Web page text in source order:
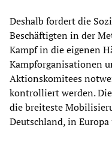
Deshalb fordert die
Beschäftigten in der
Kampf in die eigenen
Kampforganisationen
Aktionskomitees
kontrolliert werden.
die breiteste
Deutschland, in